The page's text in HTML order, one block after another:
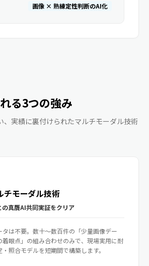
画像 × 熟練定性判断のAI化
る3つの強み
、実績に裏付けられたマルチモーダル技術
チモーダル技術
の真贋AI共同実証をクリア
は不要。数十〜数百件の「少量画像デー
着眼点」の組み合わせのみで、現場実用に耐
照合モデルを短期間で構築します。